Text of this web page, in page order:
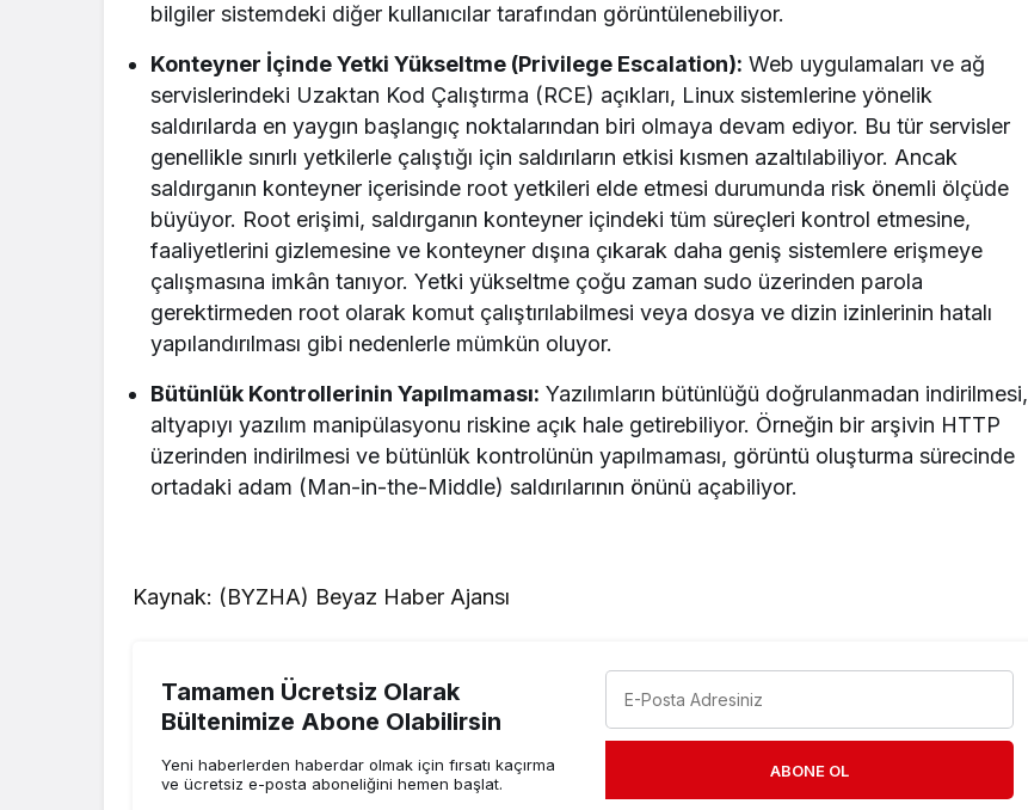
bilgiler sistemdeki diğer kullanıcılar tarafından görüntülenebiliyor.
Konteyner İçinde Yetki Yükseltme (Privilege Escalation): Web uygulamaları ve ağ
servislerindeki Uzaktan Kod Çalıştırma (RCE) açıkları, Linux sistemlerine yönelik
saldırılarda en yaygın başlangıç noktalarından biri olmaya devam ediyor. Bu tür servisler
genellikle sınırlı yetkilerle çalıştığı için saldırıların etkisi kısmen azaltılabiliyor. Ancak
saldırganın konteyner içerisinde root yetkileri elde etmesi durumunda risk önemli ölçüde
büyüyor. Root erişimi, saldırganın konteyner içindeki tüm süreçleri kontrol etmesine,
faaliyetlerini gizlemesine ve konteyner dışına çıkarak daha geniş sistemlere erişmeye
çalışmasına imkân tanıyor. Yetki yükseltme çoğu zaman sudo üzerinden parola
gerektirmeden root olarak komut çalıştırılabilmesi veya dosya ve dizin izinlerinin hatalı
yapılandırılması gibi nedenlerle mümkün oluyor.
Bütünlük Kontrollerinin Yapılmaması: Yazılımların bütünlüğü doğrulanmadan indirilmesi,
altyapıyı yazılım manipülasyonu riskine açık hale getirebiliyor. Örneğin bir arşivin HTTP
üzerinden indirilmesi ve bütünlük kontrolünün yapılmaması, görüntü oluşturma sürecinde
ortadaki adam (Man-in-the-Middle) saldırılarının önünü açabiliyor.
Kaynak: (BYZHA) Beyaz Haber Ajansı
Tamamen Ücretsiz Olarak
Bültenimize Abone Olabilirsin
Yeni haberlerden haberdar olmak için fırsatı kaçırma
ve ücretsiz e-posta aboneliğini hemen başlat.
ABONE OL